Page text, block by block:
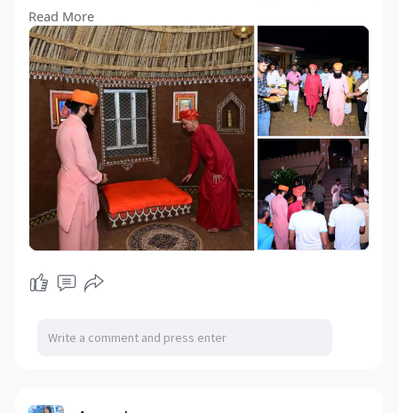
आखिर कौन प्रसन्नता व्यक्त नही करेगा......पुलकित पल सौभाग्य से
मिलता है....नूतन साधु का जीवन अडिग होकर सनातन गोमाता राष्ट्र
को समर्पित हो एसी शुभ मंगल कामना के साथ...भक्तजनों की श्रद्धामय
उपस्थिति में भजन भाव की डुबकी में डूबना भी साधना का सा अहसास
था........ॐ नमो नारायण
ये सब गुरु शिष्य प्रेम प्रसाद सांझा करना
प्रदर्शन नही संस्कार स्थापित उद्देश्य समझना
आज का युवा पब प्यार में नही सनातन में शान्ति खोजे
अभिभावक भी संतानों को मानव बनाने संतो के पास भेजे
Read More